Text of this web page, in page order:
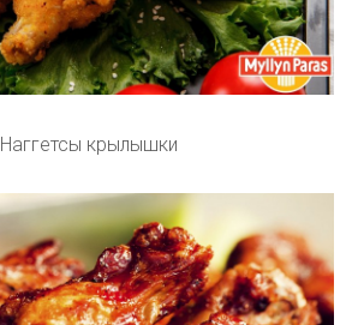
Наггетсы крылышки